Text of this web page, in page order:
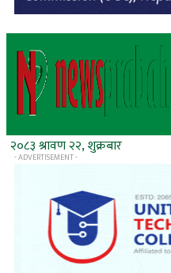
२०८३ श्रावण २२, शुक्रबार
- ADVERTISEMENT -